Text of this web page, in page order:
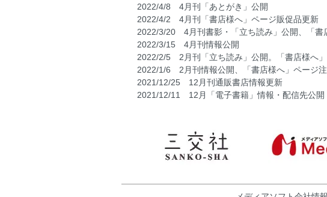
2022/4/8 4月刊「あとがき」公開
2022/4/2 4月刊「書店様へ」ページ販促品更新
2022/3/20 4月刊書影・「立ち読み」公開、「書
2022/3/15 4月刊情報公開
2022/2/5 2月刊「立ち読み」公開。「書店様へ
2022/1/6 2月刊情報公開、「書店様へ」ページ
2021/12/25 12月刊通販書店情報更新
2021/12/11 12月「電子書籍」情報・配信先公開
2021/11/5 12月刊情報公開、「書店様へ」ページ
2021/10/11 「もふもふごはん部」小冊子応募者
2021/10/4 「もふもふごはん部」小冊子応募者
2021/9/3 10月刊情報公開、「書店様へ」ページ